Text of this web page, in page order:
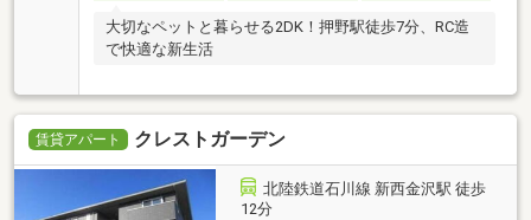
大切なペットと暮らせる2DK！押野駅徒歩7分、RC造
で快適な新生活
賃貸アパート クレストガーデン
北陸鉄道石川線 新西金沢駅 徒歩
12分